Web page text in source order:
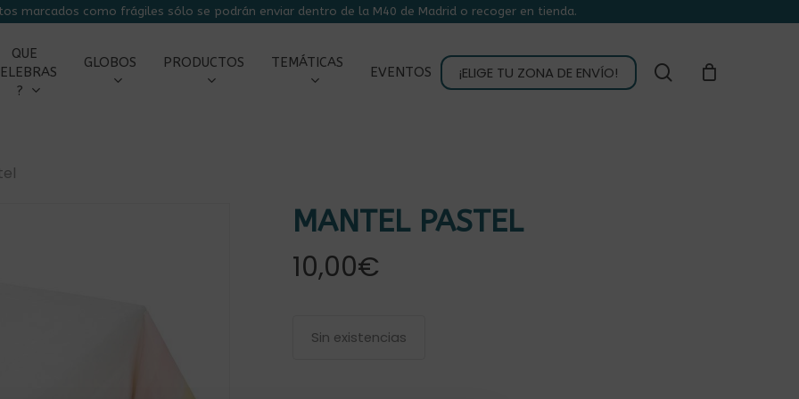
marcados como frágiles sólo se podrán enviar dentro de la M40 de Madrid o recoger en tienda.
QUE
?
GLOBOS PRODUCTOS TEMÁTICAS
EVENTOS ¡ELIGE TU ZONA DE ENVÍO! buscar
MANTEL PASTEL
10,00€
Sin existencias